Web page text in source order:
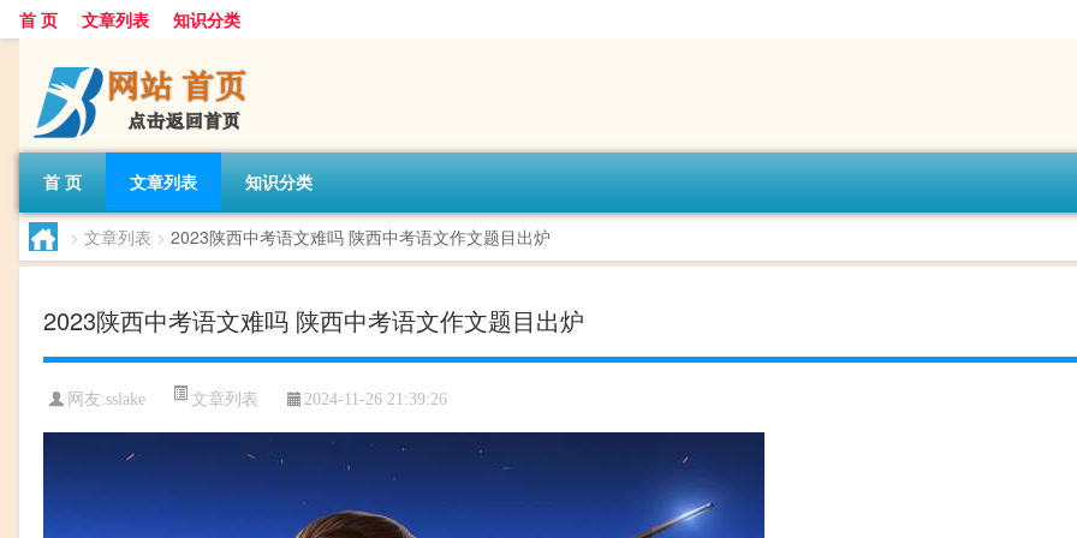
首 页 文章列表 知识分类
首 页 文章列表 知识分类
> 文章列表 > 2023陕西中考语文难吗 陕西中考语文作文题目出炉
2023陕西中考语文难吗 陕西中考语文作文题目出炉
网友:sslake 文章列表 2024-11-26 21:39:26